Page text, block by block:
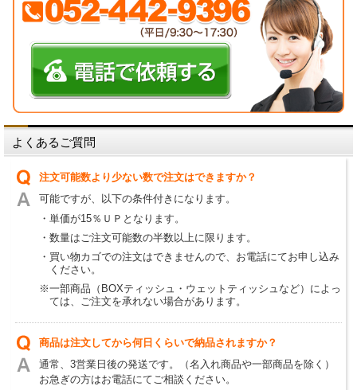
よくあるご質問
注文可能数より少ない数で注文はできますか？
可能ですが、以下の条件付きになります。
・単価が15％ＵＰとなります。
・数量はご注文可能数の半数以上に限ります。
・買い物カゴでの注文はできませんので、お電話にてお申し込み
ください。
※一部商品（BOXティッシュ・ウェットティッシュなど）によっ
ては、ご注文を承れない場合があります。
商品は注文してから何日くらいで納品されますか？
通常、3営業日後の発送です。（名入れ商品や一部商品を除く）
お急ぎの方はお電話にてご相談ください。